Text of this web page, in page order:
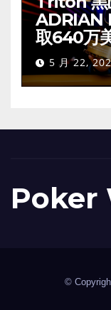
ADRIAN
取640万
5 月 22,
Poker
©